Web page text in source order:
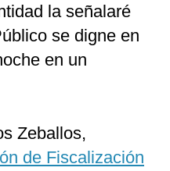
la señalaré
se digne en
en un
Zeballos,
de Fiscalización